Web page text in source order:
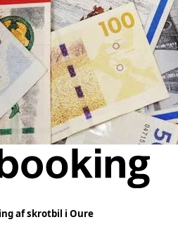
af skrotbil i Oure